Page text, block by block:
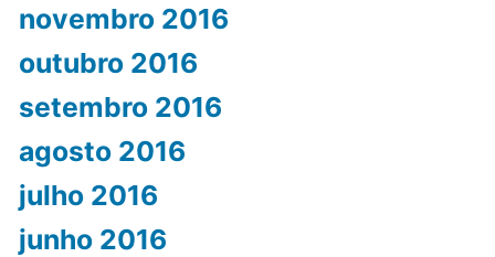
novembro 2016
outubro 2016
setembro 2016
agosto 2016
julho 2016
junho 2016